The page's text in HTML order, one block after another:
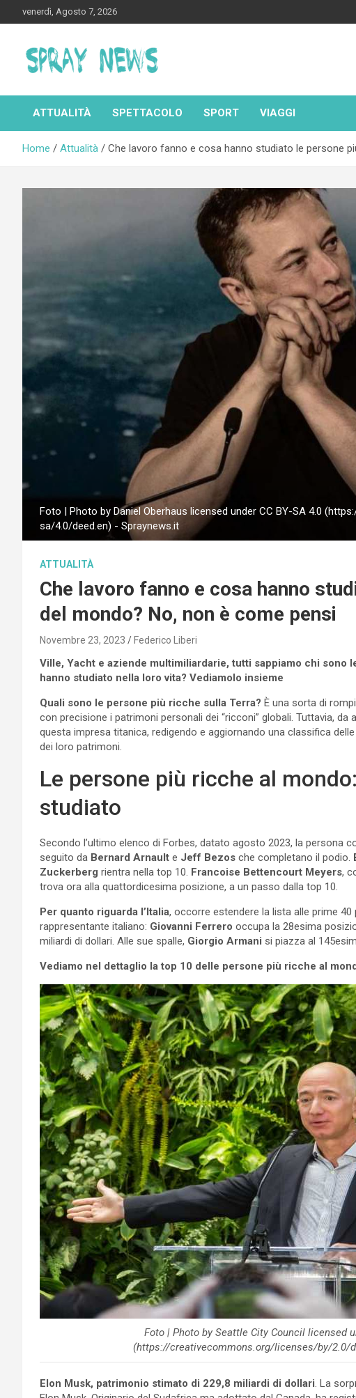
to
venerdì, Agosto 7, 2026
Spraynews.it
ATTUALITÀ SPETTACOLO SPORT VIAGGI
Home Attualità Che lavoro fanno e cosa hanno studiato le persone
Foto | Photo by Daniel Oberhaus licensed under CC BY-SA 4.0
sa/4.0/deed.en) - Spraynews.it
ATTUALITÀ
Che lavoro fanno e cosa hanno
del mondo? No, non è come pensi
Novembre 23, 2023 Federico Liberi
Ville, Yacht e aziende multimiliardarie, tutti sappiamo chi sono
hanno studiato nella loro vita? Vediamolo insieme
Quali sono le persone più ricche sulla Terra? È una sorta di
con precisione i patrimoni personali dei “ricconi” globali. Tuttavia,
questa impresa titanica, redigendo e aggiornando una classifica
dei loro patrimoni.
Le persone più ricche al
studiato
Secondo l’ultimo elenco di Forbes, datato agosto 2023, la persona
seguito da Bernard Arnault e Jeff Bezos che completano il podio.
Zuckerberg rientra nella top 10. Francoise Bettencourt Meyers,
trova ora alla quattordicesima posizione, a un passo dalla top 10.
Per quanto riguarda l’Italia, occorre estendere la lista alle prime
rappresentante italiano: Giovanni Ferrero occupa la 28esima
miliardi di dollari. Alle sue spalle, Giorgio Armani si piazza al
Vediamo nel dettaglio la top 10 delle persone più ricche al
Foto | Photo by Seattle City Council licensed
(https://creativecommons.org/licenses/by/2.0/
Elon Musk, patrimonio stimato di 229,8 miliardi di dollari . La